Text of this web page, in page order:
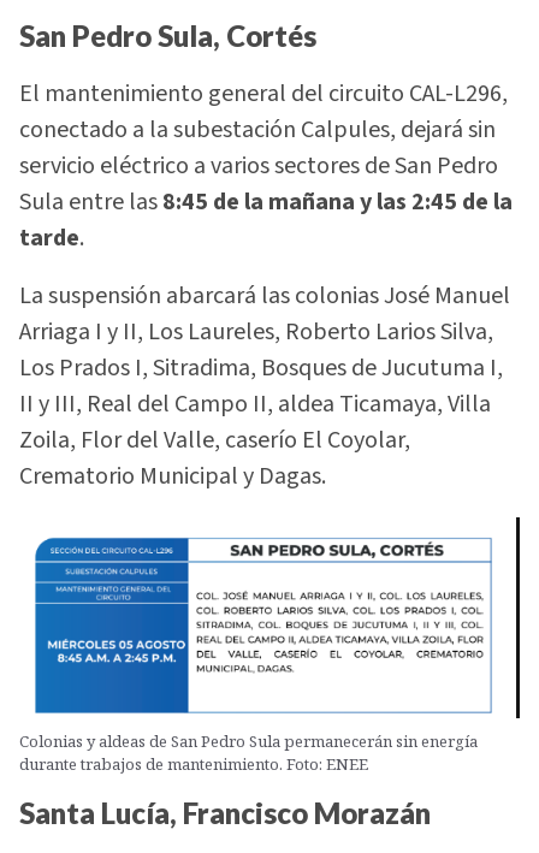
San Pedro Sula, Cortés
El mantenimiento general del circuito CAL-L296,
conectado a la subestación Calpules, dejará sin
servicio eléctrico a varios sectores de San Pedro
Sula entre las8:45 de la mañana y las 2:45 de la
tarde.
La suspensión abarcará las colonias José Manuel
Arriaga I y II, Los Laureles, Roberto Larios Silva,
Los Prados I, Sitradima, Bosques de Jucutuma I,
II y III, Real del Campo II, aldea Ticamaya, Villa
Zoila, Flor del Valle, caserío El Coyolar,
Crematorio Municipal y Dagas.
Colonias y aldeas de San Pedro Sula permanecerán sin energía
durante trabajos de mantenimiento. Foto: ENEE
Santa Lucía, Francisco Morazán